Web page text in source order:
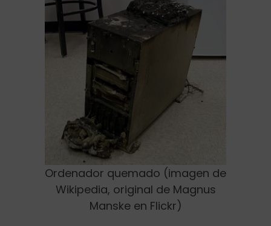
Ordenador quemado (imagen de
Wikipedia, original de Magnus
Manske en Flickr)